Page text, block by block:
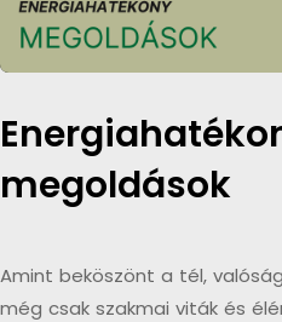
megoldások
Amint beköszönt a tél,
még csak szakmai viták és